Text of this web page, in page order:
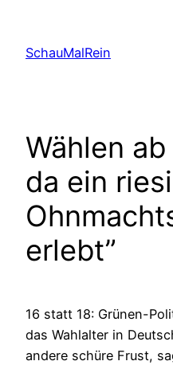
content
SchauMalRein
Wählen
da ein
erlebt”
16 statt 18: Grünen-
das Wahlalter in
andere schüre Frust,